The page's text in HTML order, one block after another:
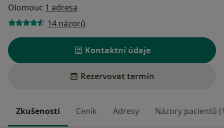
Olomouc 1 adresa
14 názorů
Kontaktní údaje
Rezervovat termín
Zkušenosti Ceník Adresy Názory pacientů